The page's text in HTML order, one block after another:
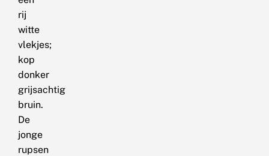
rij
witte
vlekjes;
kop
donker
grijsachtig
bruin.
De
jonge
rupsen